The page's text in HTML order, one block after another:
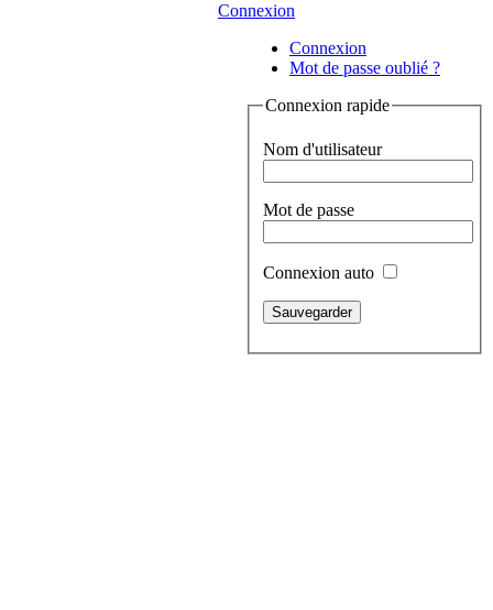
Connexion
Connexion
Mot de passe oublié ?
Connexion rapide
Nom d'utilisateur
Mot de passe
Connexion auto